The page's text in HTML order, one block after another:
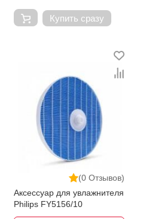
Купить сразу
(0 Отзывов)
Аксессуар для увлажнителя
Philips FY5156/10